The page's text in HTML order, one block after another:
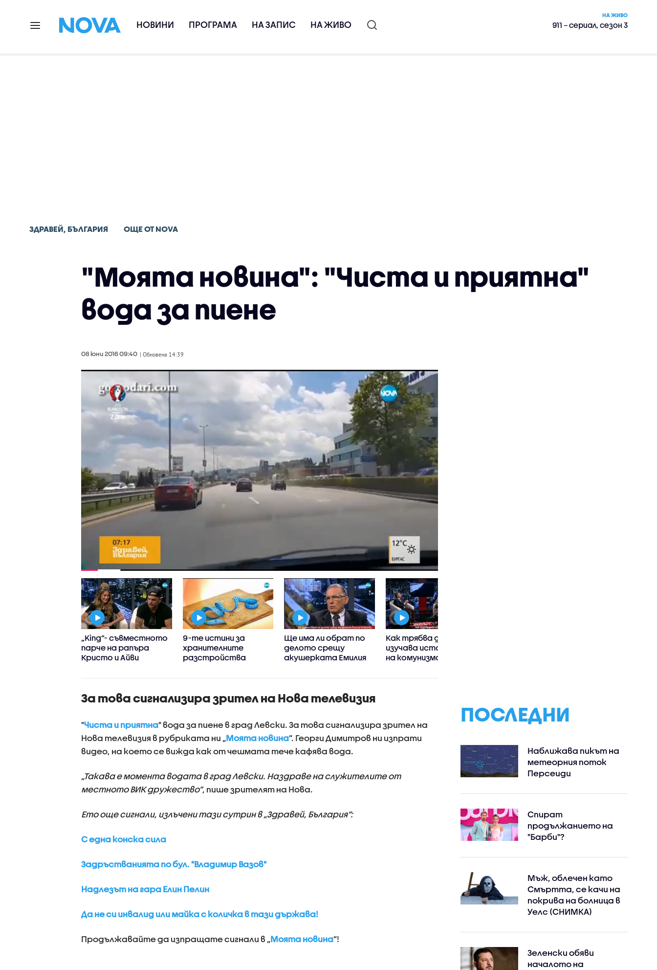
НОВИНИ ПРОГРАМА НА ЗАПИС НА ЖИВО
НА ЖИВО
911 – сериал, сезон 3
ЗДРАВЕЙ, БЪЛГАРИЯ ОЩЕ ОТ NOVA
"Моята новина": "Чиста и приятна"
вода за пиене
08 юни 2016 09:40 | Обновена 14:39
„King”- съвместното
парче на рапъра
Кристо и Айви
9-те истини за
хранителните
разстройства
Ще има ли обрат по
делото срещу
акушерката Емилия
Как трябва да се
изучава историята
на комунизма?
За това сигнализира зрител на Нова телевизия
"Чиста и приятна" вода за пиене в град Левски. За това сигнализира зрител на
Нова телевизия в рубриката ни „Моята новина”. Георги Димитров ни изпрати
видео, на което се вижда как от чешмата тече кафява вода.
„Такава е момента водата в град Левски. Наздраве на служителите от
местното ВИК дружество”, пише зрителят на Нова.
Ето още сигнали, излъчени тази сутрин в „Здравей, България”:
С една конска сила
Задръстванията по бул. "Владимир Вазов"
Надлезът на гара Елин Пелин
Да не си инвалид или майка с количка в тази държава!
Продължавайте да изпращате сигнали в „Моята новина”!
ПОСЛЕДНИ
Наближава пикът на
метеорния поток
Персеиди
Спират
продължанието на
"Барби"?
Мъж, облечен като
Смъртта, се качи на
покрива на болница в
Уелс (СНИМКА)
Зеленски обяви
началото на